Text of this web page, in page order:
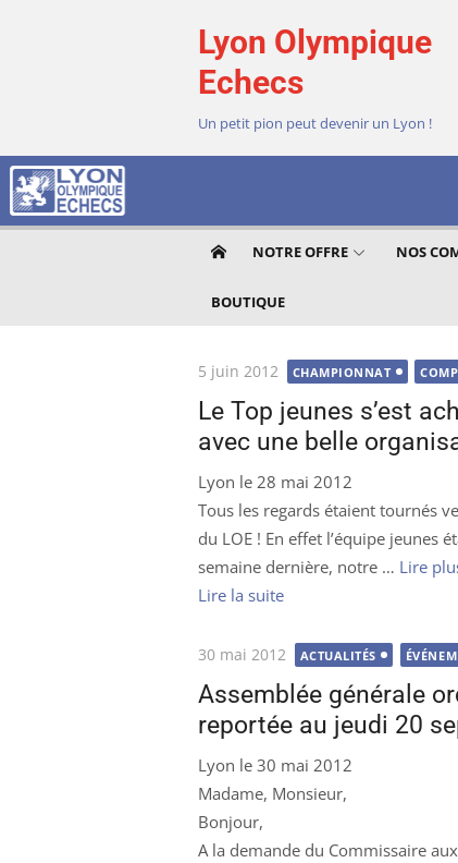
Lyon Olympique
Echecs
Un petit pion peut devenir un Lyon !
NOTRE OFFRE NOS
BOUTIQUE
Publié
le
5 juin 2012 CHAMPIONNAT
Le Top jeunes s’est
avec une belle
Lyon le 28 mai 2012
Tous les regards étaient tournés
du LOE ! En effet l’équipe jeunes
semaine dernière, notre … Lire
Lire la suite
Publié
le
30 mai 2012 ACTUALITÉS
Assemblée générale
reportée au jeudi 20
Lyon le 30 mai 2012
Madame, Monsieur,
Bonjour,
A la demande du Commissaire